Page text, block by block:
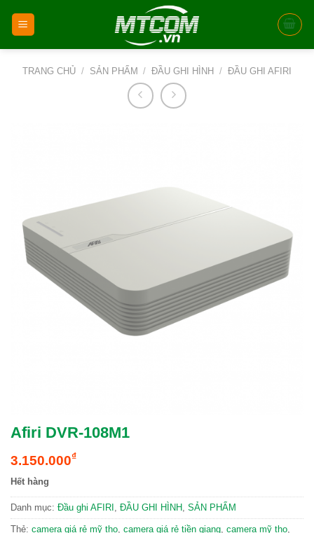
TRANG CHỦ / SẢN PHẨM / ĐẦU GHI HÌNH / ĐẦU GHI AFIRI
Afiri DVR-108M1
3.150.000₫
Hết hàng
Danh mục: Đầu ghi AFIRI ĐẦU GHI HÌNH SẢN PHẨM
Thẻ: camera giá rẻ mỹ tho camera giá rẻ tiền giang camera mỹ tho